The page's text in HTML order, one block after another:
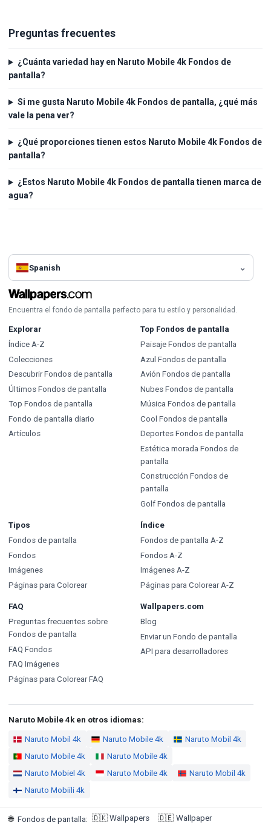
Preguntas frecuentes
¿Cuánta variedad hay en Naruto Mobile 4k Fondos de
pantalla?
Si me gusta Naruto Mobile 4k Fondos de pantalla, ¿qué más
vale la pena ver?
¿Qué proporciones tienen estos Naruto Mobile 4k Fondos de
pantalla?
¿Estos Naruto Mobile 4k Fondos de pantalla tienen marca de
agua?
Spanish
Encuentra el fondo de pantalla perfecto para tu estilo y personalidad.
Explorar
Índice A-Z
Colecciones
Descubrir Fondos de pantalla
Últimos Fondos de pantalla
Top Fondos de pantalla
Fondo de pantalla diario
Artículos
Top Fondos de pantalla
Paisaje Fondos de pantalla
Azul Fondos de pantalla
Avión Fondos de pantalla
Nubes Fondos de pantalla
Música Fondos de pantalla
Cool Fondos de pantalla
Deportes Fondos de pantalla
Estética morada Fondos de
pantalla
Construcción Fondos de
pantalla
Golf Fondos de pantalla
Tipos
Fondos de pantalla
Fondos
Imágenes
Páginas para Colorear
Índice
Fondos de pantalla A-Z
Fondos A-Z
Imágenes A-Z
Páginas para Colorear A-Z
FAQ
Preguntas frecuentes sobre
Fondos de pantalla
FAQ Fondos
FAQ Imágenes
Páginas para Colorear FAQ
Wallpapers.com
Blog
Enviar un Fondo de pantalla
API para desarrolladores
Naruto Mobile 4k en otros idiomas:
Naruto Mobil 4k Naruto Mobile 4k
Naruto Mobil 4k
Naruto Mobile 4k
Naruto Mobile 4k
Naruto Mobiel 4k
Naruto Mobile 4k
Naruto Mobil 4k
Naruto Mobiili 4k
🌐 Fondos de pantalla: 🇩🇰 Wallpapers 🇩🇪 Wallpaper